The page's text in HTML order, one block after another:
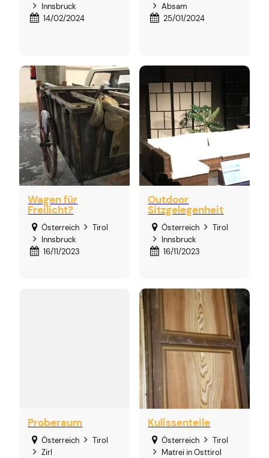
Innsbruck
14/02/2024
Absam
25/01/2024
Wagen für
Freilicht?
Österreich
Tirol
Innsbruck
16/11/2023
Outdoor
Sitzgelegenheit
Österreich
Tirol
Innsbruck
16/11/2023
Proberaum
Österreich
Tirol
Zirl
Kulissenteile
Österreich
Tirol
Matrei in Osttirol